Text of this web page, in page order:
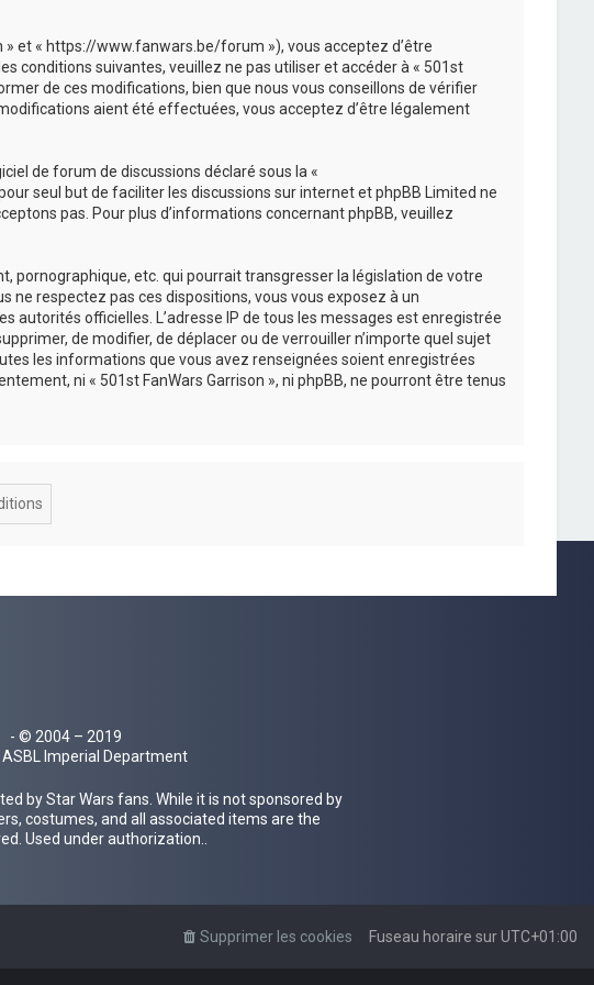
» et « https://www.fanwars.be/forum »), vous acceptez d’être
conditions suivantes, veuillez ne pas utiliser et accéder à « 501st
de ces modifications, bien que nous vous conseillons de vérifier
aient été effectuées, vous acceptez d’être légalement
de forum de discussions déclaré sous la «
seul but de faciliter les discussions sur internet et phpBB Limited ne
pas. Pour plus d’informations concernant phpBB, veuillez
pornographique, etc. qui pourrait transgresser la législation de votre
ne respectez pas ces dispositions, vous vous exposez à un
autorités officielles. L’adresse IP de tous les messages est enregistrée
de modifier, de déplacer ou de verrouiller n’importe quel sujet
les informations que vous avez renseignées soient enregistrées
ni « 501st FanWars Garrison », ni phpBB, ne pourront être tenus
- © 2004 – 2019
ASBL Imperial Department
by Star Wars fans. While it is not sponsored by
costumes, and all associated items are the
Used under authorization..
Fuseau horaire surUTC+01:00
Supprimer les cookies